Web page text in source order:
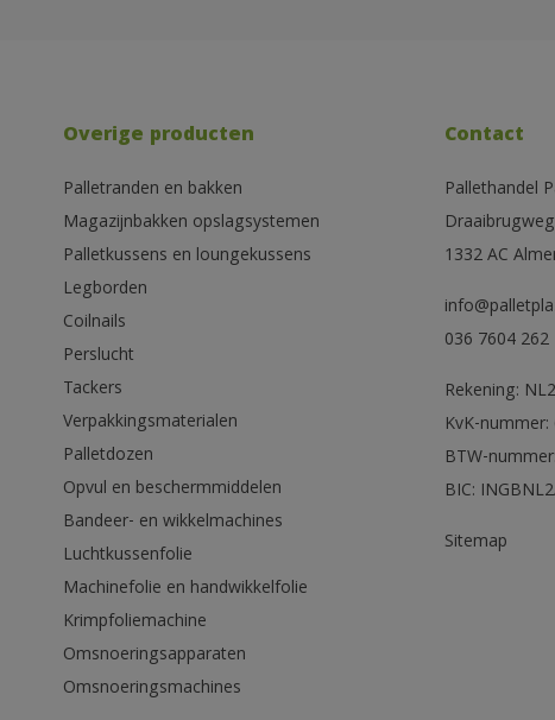
Overige producten
Palletranden en bakken
Magazijnbakken opslagsystemen
Palletkussens en loungekussens
Legborden
Coilnails
Perslucht
Tackers
Verpakkingsmaterialen
Palletdozen
Opvul en beschermmiddelen
Bandeer- en wikkelmachines
Luchtkussenfolie
Machinefolie en handwikkelfolie
Krimpfoliemachine
Omsnoeringsapparaten
Omsnoeringsmachines
Contact
Pallethandel
1332 AC
036 7604 262
Rekening:
KvK-
BTW-
BIC:
Sitemap